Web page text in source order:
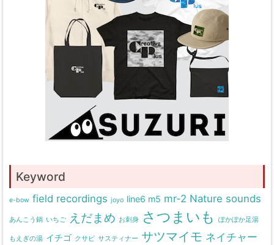
Keyword
e-bow field recordings joyo line6 m5 mr-2 Nature sounds
あんこう鍋 いちご えだまめ お刺身 さつまいも ぽかぽか足湯
もえぎの湯 イチゴ クサビ サスティナー サツマイモ ネイチャー